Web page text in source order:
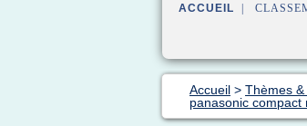
ACCUEIL |
Accueil > Thèmes
panasonic compact